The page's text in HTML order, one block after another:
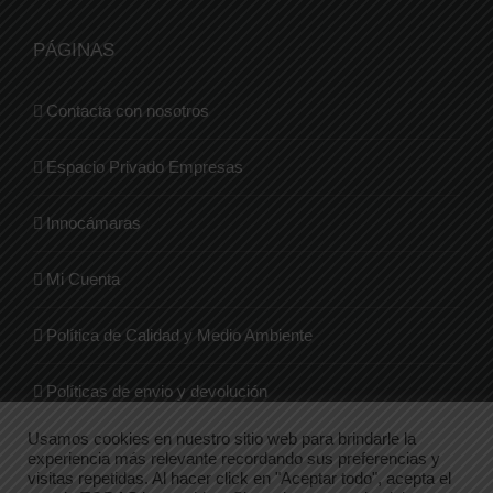
PÁGINAS
Contacta con nosotros
Espacio Privado Empresas
Innocámaras
Mi Cuenta
Política de Calidad y Medio Ambiente
Políticas de envio y devolución
Quienes Somos
Usamos cookies en nuestro sitio web para brindarle la
experiencia más relevante recordando sus preferencias y
visitas repetidas. Al hacer click en "Aceptar todo", acepta el